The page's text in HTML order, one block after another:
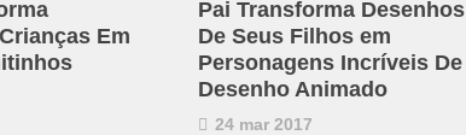
Em
Pai Transforma Desenhos
De Seus Filhos em
Personagens Incríveis De
Desenho Animado
24 mar 2017